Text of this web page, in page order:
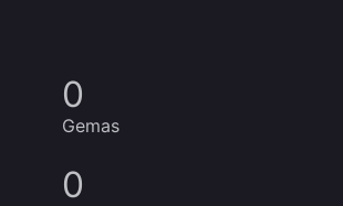
0
Gemas
0